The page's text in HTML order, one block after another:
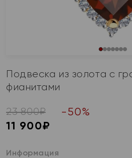
Подвеска из золота с
фианитами
23 800₽ -50%
11 900₽
Информация